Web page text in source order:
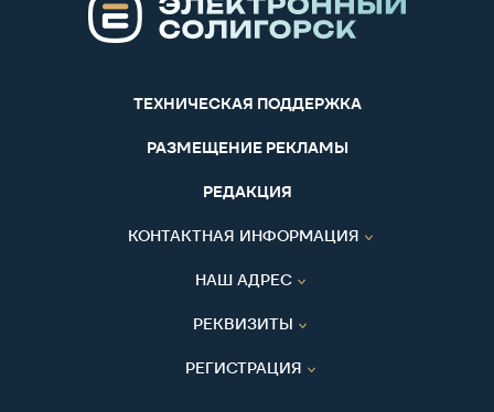
ТЕХНИЧЕСКАЯ ПОДДЕРЖКА
РАЗМЕЩЕНИЕ РЕКЛАМЫ
РЕДАКЦИЯ
КОНТАКТНАЯ ИНФОРМАЦИЯ
НАШ АДРЕС
РЕКВИЗИТЫ
РЕГИСТРАЦИЯ